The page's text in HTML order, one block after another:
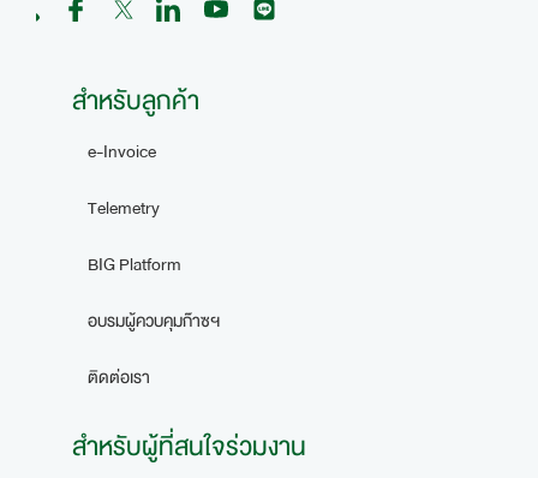
สำหรับลูกค้า
e-Invoice
Telemetry
BIG Platform
อบรมผู้ควบคุมก๊าซฯ
ติดต่อเรา
สำหรับผู้ที่สนใจร่วมงาน